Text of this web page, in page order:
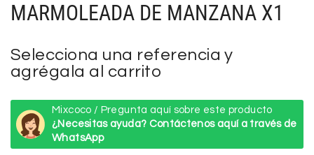
MARMOLEADA DE MANZANA X1
Selecciona una referencia y
agrégala al carrito
Mixcoco / Pregunta aquí sobre este producto
¿Necesitas ayuda? Contáctenos aquí a través de
WhatsApp